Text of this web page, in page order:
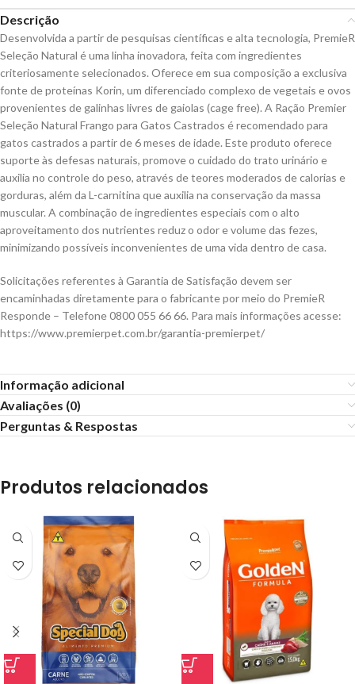
Descrição
Desenvolvida a partir de pesquisas científicas e alta tecnologia, PremieR
Seleção Natural é uma linha inovadora, feita com ingredientes
criteriosamente selecionados. Oferece em sua composição a exclusiva
fonte de proteínas Korin, um diferenciado complexo de vegetais e ovos
provenientes de galinhas livres de gaiolas (cage free). A Ração Premier
Seleção Natural Frango para Gatos Castrados é recomendado para
gatos castrados a partir de 6 meses de idade. Este produto oferece
suporte às defesas naturais, promove o cuidado do trato urinário e
auxilia no controle do peso, através de teores moderados de calorias e
gorduras, além da L-carnitina que auxilia na conservação da massa
muscular. A combinação de ingredientes especiais com o alto
aproveitamento dos nutrientes reduz o odor e volume das fezes,
minimizando possíveis inconvenientes de uma vida dentro de casa.
Solicitações referentes à Garantia de Satisfação devem ser
encaminhadas diretamente para o fabricante por meio do PremieR
Responde – Telefone 0800 055 66 66. Para mais informações acesse:
https://www.premierpet.com.br/garantia-premierpet/
Informação adicional
Avaliações (0)
Perguntas & Respostas
Produtos relacionados